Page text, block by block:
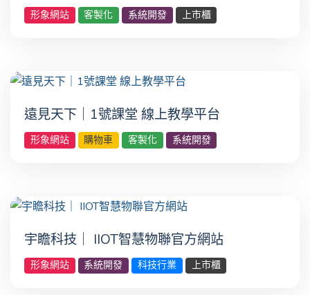
形象網站 客製化 系統開發 上市櫃
遠見天下｜1號課堂 線上教學平台
形象網站 購物車 客製化 系統開發
宇瞻科技｜ IIOT智慧物聯官方網站
形象網站 系統開發 科技行業 上市櫃